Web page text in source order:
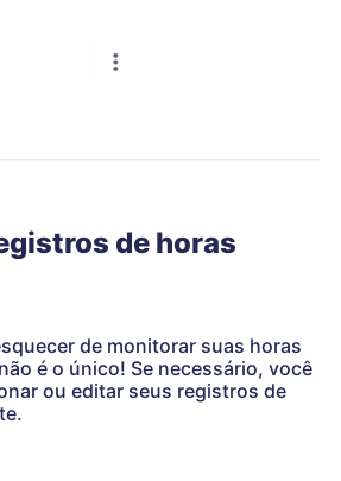
de horas
de monitorar suas horas
é o único! Se necessário, você
ou editar seus registros de